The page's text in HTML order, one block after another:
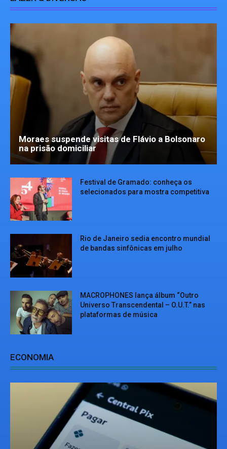
Moraes suspende visitas de Flávio a Bolsonaro
na prisão domiciliar
Festival de Gramado: conheça os
selecionados para mostra competitiva
Rio de Janeiro sedia encontro mundial
de bandas sinfônicas em julho
MACROPHONES lança álbum “Outro
Universo Transcendental – O.U.T.” nas
plataformas de música
ECONOMIA